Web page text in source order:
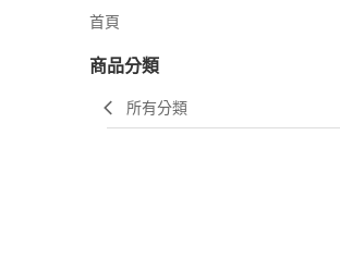
首頁
商品分類
所有分類